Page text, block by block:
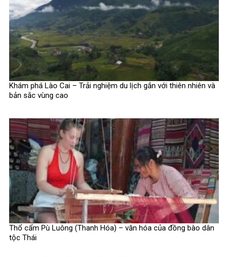
Khám phá Lào Cai – Trải nghiệm du lịch gắn với thiên nhiên và
bản sắc vùng cao
Thổ cẩm Pù Luông (Thanh Hóa) – văn hóa của đồng bào dân
tộc Thái